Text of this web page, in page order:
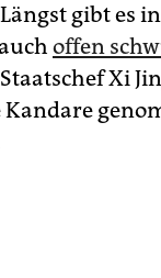
gibt es
offen
Xi